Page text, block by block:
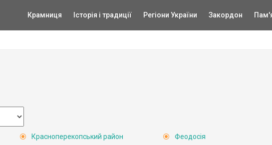
Крамниця Історія і традиції Регіони України Закордон
Красноперекопський район
Феодосія